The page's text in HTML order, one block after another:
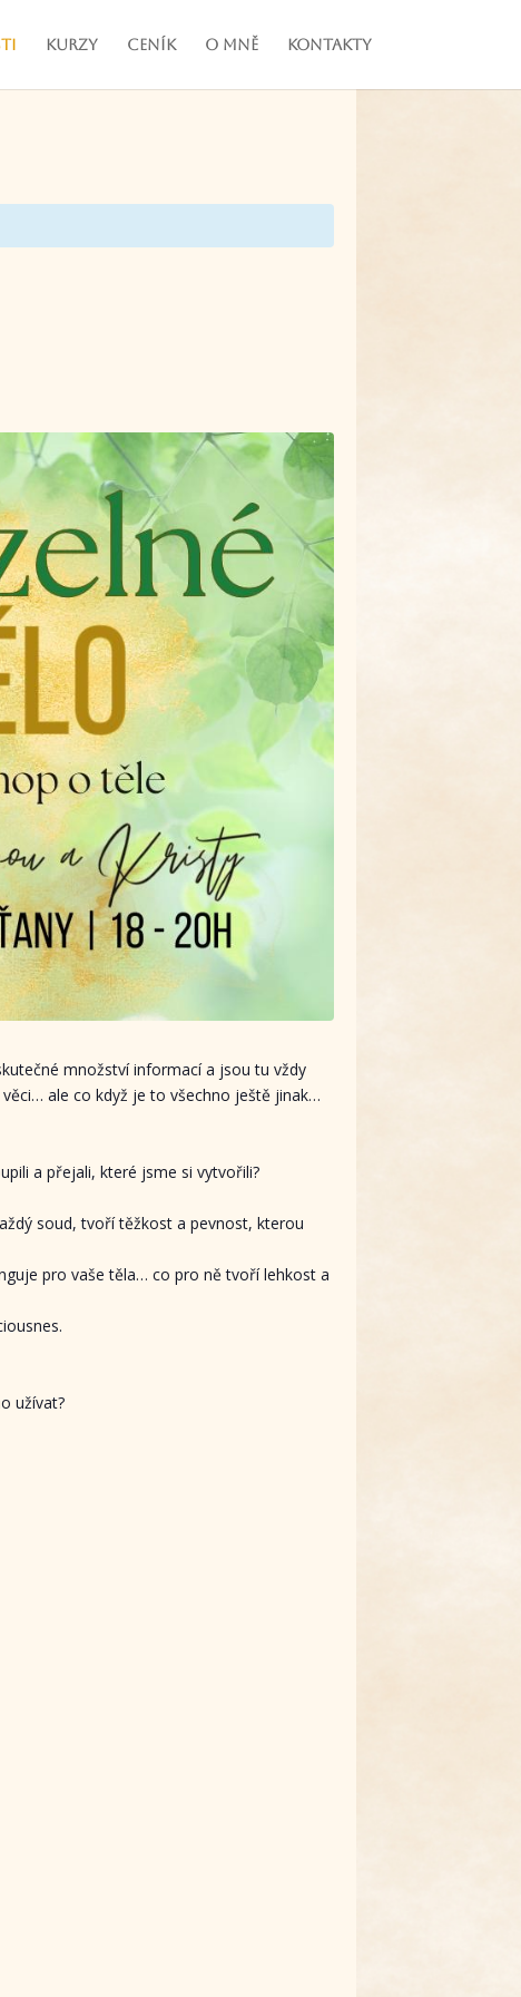
Kurzy Ceník O mně Kontakty
množství informací a jsou tu vždy
ale co když je to všechno ještě jinak…
a přejali, které jsme si vytvořili?
soud, tvoří těžkost a pevnost, kterou
pro vaše těla… co pro ně tvoří lehkost a
užívat?